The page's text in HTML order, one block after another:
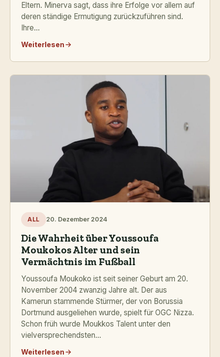
Eltern. Minerva sagt, dass ihre Erfolge vor allem auf
deren ständige Ermutigung zurückzuführen sind.
Ihre...
Weiterlesen
ALL 20. Dezember 2024
Die Wahrheit über Youssoufa
Moukokos Alter und sein
Vermächtnis im Fußball
Youssoufa Moukoko ist seit seiner Geburt am 20.
November 2004 zwanzig Jahre alt. Der aus
Kamerun stammende Stürmer, der von Borussia
Dortmund ausgeliehen wurde, spielt für OGC Nizza.
Schon früh wurde Moukkos Talent unter den
vielversprechendsten...
Weiterlesen